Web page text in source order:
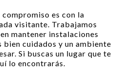
es con la
visitante. Trabajamos
mantener instalaciones
bien cuidados y un ambiente
Si buscas un lugar que te
lo encontrarás.